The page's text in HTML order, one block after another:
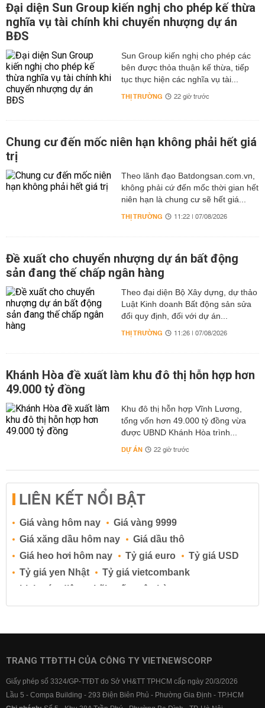
Đại diện Sun Group kiến nghị cho phép kế thừa
nghĩa vụ tài chính khi chuyển nhượng dự án
BĐS
Sun Group kiến nghị cho phép các
bên được thỏa thuận kế thừa, tiếp
tục thực hiện các nghĩa vụ tài...
THỊ TRƯỜNG 22 giờ trước
Chung cư đến mốc niên hạn không phải hết giá
trị
Theo lãnh đạo Batdongsan.com.vn,
không phải cứ đến mốc thời gian hết
niên hạn là chung cư sẽ hết giá...
THỊ TRƯỜNG 11:22 | 07/08/2026
Đề xuất cho chuyển nhượng dự án bất động
sản đang thế chấp ngân hàng
Theo đại diện Bộ Xây dựng, dự thảo
Luật Kinh doanh Bất động sản sửa
đổi quy định, đối với dự án...
THỊ TRƯỜNG 11:26 | 07/08/2026
Khánh Hòa đề xuất làm khu đô thị hỗn hợp hơn
49.000 tỷ đồng
Khu đô thị hỗn hợp Vĩnh Lương,
tổng vốn hơn 49.000 tỷ đồng vừa
được UBND Khánh Hòa trình...
DỰ ÁN 22 giờ trước
LIÊN KẾT NỔI BẬT
Giá vàng hôm nay
Giá vàng 9999
Giá xăng dầu hôm nay
Giá dầu thô
Giá heo hơi hôm nay
Tỷ giá euro
Tỷ giá USD
Tỷ giá yen Nhật
Tỷ giá vietcombank
Lịch cúp điện
Lãi suất ngân hàng
Lãi suất tiết kiệm
Lãi suất tiền gửi
Lãi suất ngân hàng BIDV
Lãi suất ngân hàng Vietcombank
TRANG TTĐTTH CỦA CÔNG TY VIETNEWSCORP
Giấy phép số 3324/GP-TTĐT do Sở VH&TT TPHCM cấp ngày 20/3/2026
Lầu 5 - Compa Building - 293 Điện Biên Phủ - Phường Gia Định - TP.HCM